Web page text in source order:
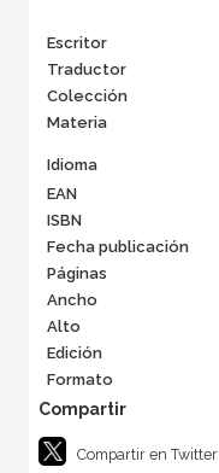
Escritor
Traductor
Colección
Materia
Idioma
EAN
ISBN
Fecha publicación
Páginas
Ancho
Alto
Edición
Formato
Compartir en Twitter